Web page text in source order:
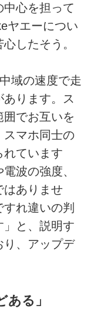
中心を担って
ヤエーについ
したそう。
域の速度で走
ります。ス
でお互いを
マホ同士の
れています
波の強度、
はありませ
れ違いの判
」と、説明す
り、アップデ
る」